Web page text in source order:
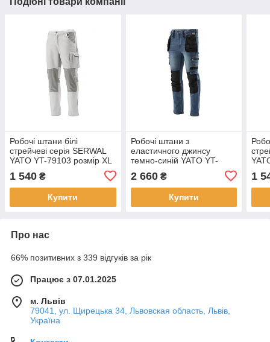
Робочі штани білі
стрейчеві серія SERWAL
YATO YT-79103 розмір XL
1 540 ₴
Купити
Робочі штани з
еластичного джинсу
темно-синій YATO YT-
2 660₴
Купити
1
Про нас
66% позитивних з 339 відгуків за рік
Працює з 07.01.2025
м. Львів
79041, ул. Щирецька 34, Львовская область, Львів,
Україна